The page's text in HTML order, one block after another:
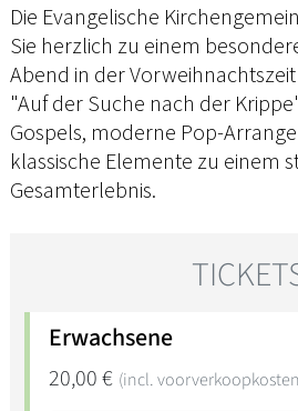
Die Evangelische
Sie herzlich zu einem
Abend in der
"Auf der Suche nach der
Gospels, moderne Pop-
klassische Elemente zu einem
Gesamterlebnis.